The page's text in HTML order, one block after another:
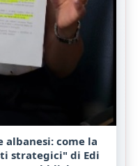
albanesi: come la
strategici" di Edi